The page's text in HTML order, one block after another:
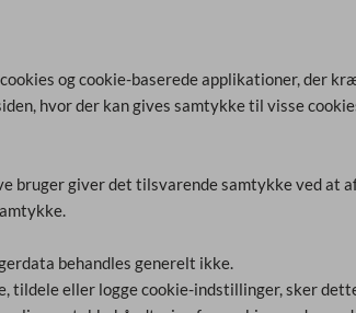
og cookie-baserede applikationer, der
hvor der kan gives samtykke til visse
giver det tilsvarende samtykke ved at
behandles generelt ikke.
tildele eller logge cookie-indstillinger, sker